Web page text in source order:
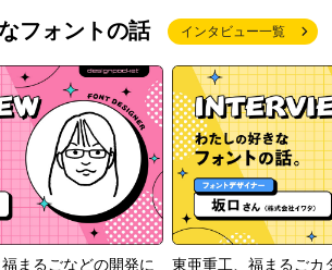
フォントの話 インタビュー一覧
まるごなどの開発に
東亜重工、福まるごカ